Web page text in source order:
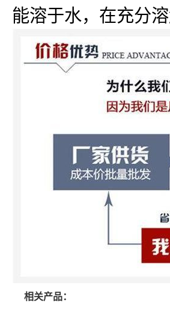
能溶于水，在充分
相关产品：